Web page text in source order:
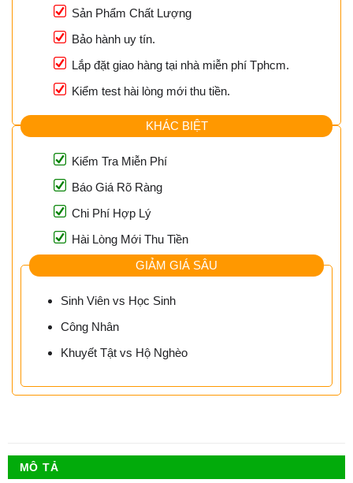
Sản Phẩm Chất Lượng
Bảo hành uy tín.
Lắp đặt giao hàng tại nhà miễn phí Tphcm.
Kiểm test hài lòng mới thu tiền.
KHÁC BIỆT
Kiểm Tra Miễn Phí
Báo Giá Rõ Ràng
Chi Phí Hợp Lý
Hài Lòng Mới Thu Tiền
GIẢM GIÁ SÂU
Sinh Viên vs Học Sinh
Công Nhân
Khuyết Tật vs Hộ Nghèo
MÔ TẢ